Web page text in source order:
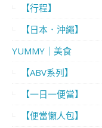
【行程】
【日本．沖繩】
YUMMY｜美食
【ABV系列】
【一日一便當】
【便當懶人包】